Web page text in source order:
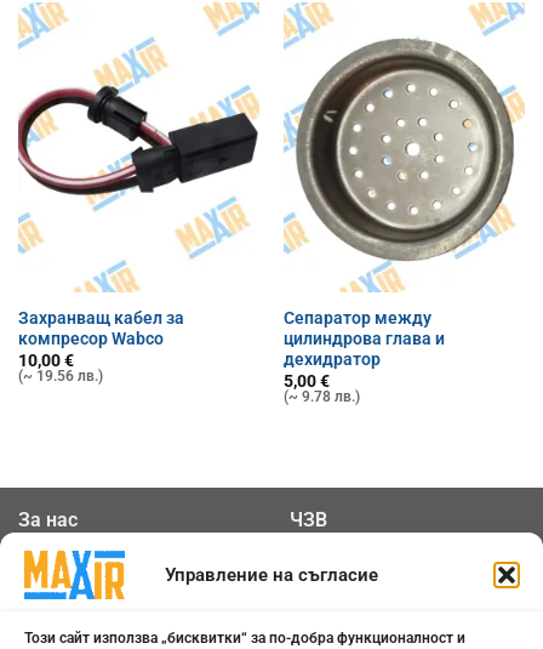
Управление на съгласие
Този сайт използва „бисквитки“ за по-добра функционалност и
Захранващ кабел за
компресор Wabco
10,00€
(~ 19.56 лв.)
Сепаратор между
цилиндрова глава и
дехидратор
5,00€
(~ 9.78 лв.)
За нас
Общи условия
ЧЗВ
Контакти